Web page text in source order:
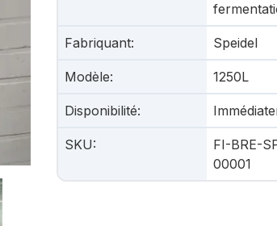
Fabriquant: Speidel
Modèle: 1250L
Disponibilité:
SKU:
FI-BRE-
00001